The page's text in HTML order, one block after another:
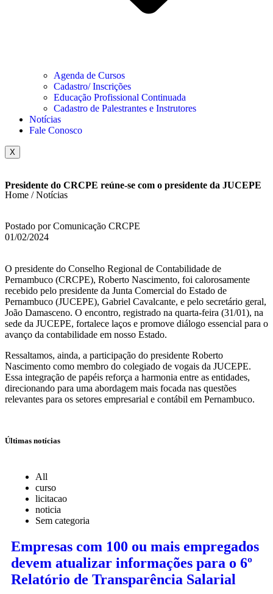
Agenda de Cursos
Cadastro/ Inscrições
Educação Profissional Continuada
Cadastro de Palestrantes e Instrutores
Notícias
Fale Conosco
X
Presidente do CRCPE reúne-se com o presidente da JUCEPE
Home / Notícias
Postado por Comunicação CRCPE
01/02/2024
O presidente do Conselho Regional de Contabilidade de
Pernambuco (CRCPE), Roberto Nascimento, foi calorosamente
recebido pelo presidente da Junta Comercial do Estado de
Pernambuco (JUCEPE), Gabriel Cavalcante, e pelo secretário geral,
João Damasceno. O encontro, registrado na quarta-feira (31/01), na
sede da JUCEPE, fortalece laços e promove diálogo essencial para o
avanço da contabilidade em nosso Estado.
Ressaltamos, ainda, a participação do presidente Roberto
Nascimento como membro do colegiado de vogais da JUCEPE.
Essa integração de papéis reforça a harmonia entre as entidades,
direcionando para uma abordagem mais focada nas questões
relevantes para os setores empresarial e contábil em Pernambuco.
Últimas notícias
All
curso
licitacao
noticia
Sem categoria
Empresas com 100 ou mais empregados
devem atualizar informações para o 6º
Relatório de Transparência Salarial